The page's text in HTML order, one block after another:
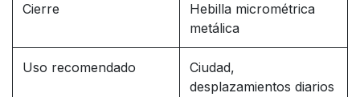
Cierre
Hebilla micrométrica
metálica
Uso recomendado
Ciudad,
desplazamientos diarios